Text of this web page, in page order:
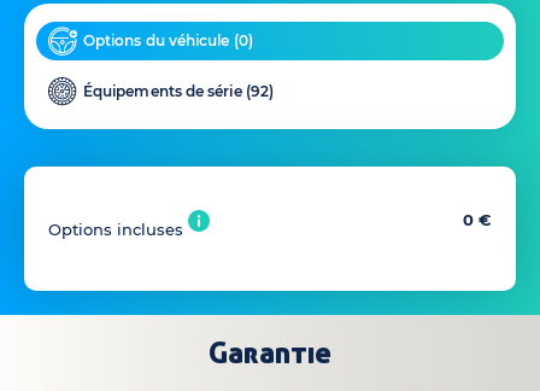
Options du véhicule (0)
Équipements de série (92)
Options incluses 0 €
Garantie